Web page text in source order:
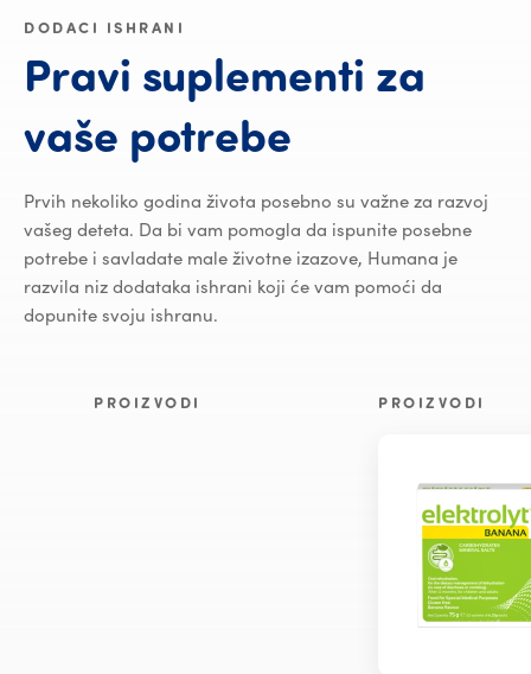
DODACI ISHRANI
Pravi suplementi za
vaše potrebe
Prvih nekoliko godina života posebno su važne za razvoj
vašeg deteta. Da bi vam pomogla da ispunite posebne
potrebe i savladate male životne izazove, Humana je
razvila niz dodataka ishrani koji će vam pomoći da
dopunite svoju ishranu.
PROIZVODI PROIZVODI